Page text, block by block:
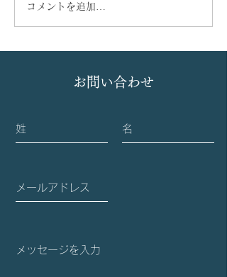
火−Okoshiアワードの報
コメントを追加…
お問い合わせ